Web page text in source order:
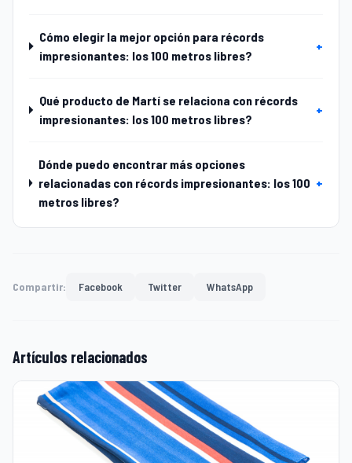
Cómo elegir la mejor opción para récords
impresionantes: los 100 metros libres?
+
Qué producto de Martí se relaciona con récords
impresionantes: los 100 metros libres?
+
Dónde puedo encontrar más opciones
relacionadas con récords impresionantes: los 100
metros libres?
+
Compartir: Facebook Twitter WhatsApp
Artículos relacionados